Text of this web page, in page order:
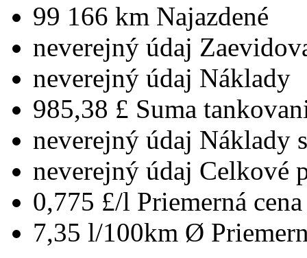
99 166 km Najazdené
neverejný údaj
neverejný údaj Náklady
985,38 £ Suma
neverejný údaj Náklady
neverejný údaj Celkové
0,775 £/l Priemerná
7,35 l/100km Ø